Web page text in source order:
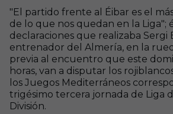
"El partido frente al Éibar es el
de lo que nos quedan en la Liga";
declaraciones que realizaba Sergi
entrenador del Almería, en la
previa al encuentro que este
horas, van a disputar los
los Juegos Mediterráneos
trigésimo tercera jornada de Liga
División.